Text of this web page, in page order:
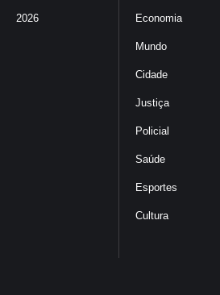
Economia
Mundo
Cidade
Justiça
Policial
Saúde
Esportes
Cultura
2026